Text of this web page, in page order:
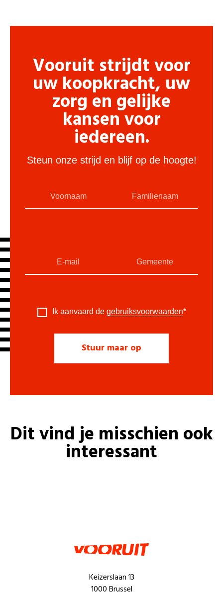
Vooruit strijdt voor
uw koopkracht, uw
zorg en gelijke
kansen voor
iedereen.
Steun onze strijd en blijf op de hoogte!
Ik aanvaard de gebruiksvoorwaarden*
Dit vind je misschien ook
interessant
Keizerslaan 13
1000 Brussel